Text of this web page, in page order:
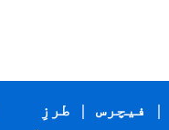
طرزِ
| فیچرس |